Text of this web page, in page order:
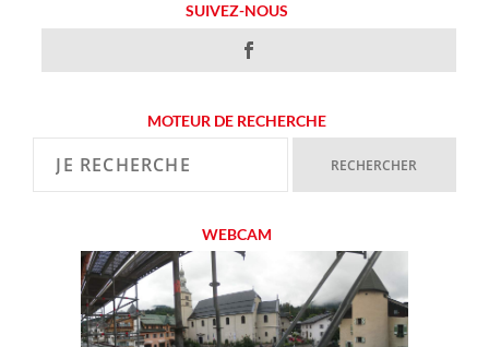
SUIVEZ-NOUS
MOTEUR DE RECHERCHE
WEBCAM